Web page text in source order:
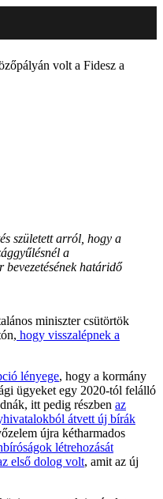
volt a Fidesz a
született arról, hogy a
a
bevezetésének határidő
miniszter csütörtök
hogy visszalépnek a
lényege, hogy a kormány
ügyeket egy 2020-tól felálló
itt pedig részben az
átvett új bírák
újra kétharmados
létrehozását
első dolog volt, amit az új